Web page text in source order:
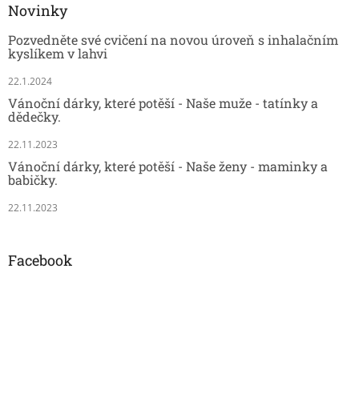
Novinky
Pozvedněte své cvičení na novou úroveň s inhalačním
kyslíkem v lahvi
22.1.2024
Vánoční dárky, které potěší - Naše muže - tatínky a
dědečky.
22.11.2023
Vánoční dárky, které potěší - Naše ženy - maminky a
babičky.
22.11.2023
Facebook